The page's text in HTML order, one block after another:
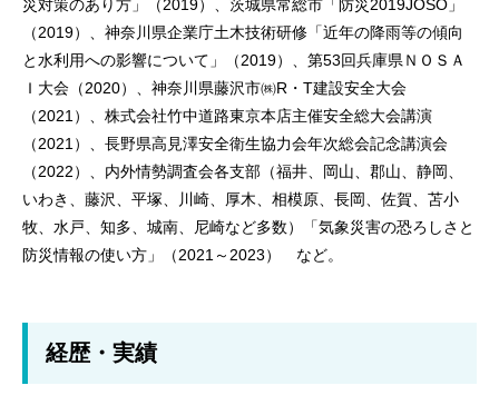
災対策のあり方」（2019）、茨城県常総市「防災2019JOSO」
（2019）、神奈川県企業庁土木技術研修「近年の降雨等の傾向
と水利用への影響について」（2019）、第53回兵庫県ＮＯＳＡ
Ｉ大会（2020）、神奈川県藤沢市㈱R・T建設安全大会
（2021）、株式会社竹中道路東京本店主催安全総大会講演
（2021）、長野県高見澤安全衛生協力会年次総会記念講演会
（2022）、内外情勢調査会各支部（福井、岡山、郡山、静岡、
いわき、藤沢、平塚、川崎、厚木、相模原、長岡、佐賀、苫小
牧、水戸、知多、城南、尼崎など多数）「気象災害の恐ろしさと
防災情報の使い方」（2021～2023） など。
経歴・実績